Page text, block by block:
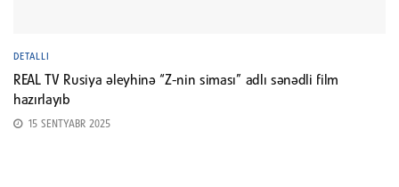
DETALLI
REAL TV Rusiya əleyhinə “Z-nin siması” adlı sənədli film
hazırlayıb
15 SENTYABR 2025